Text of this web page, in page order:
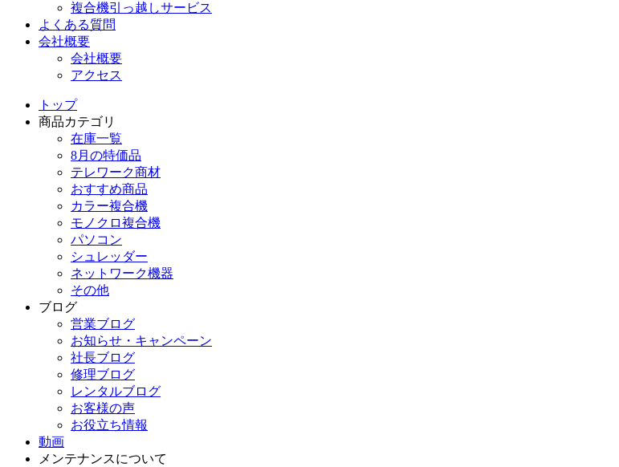
複合機引っ越しサービス
よくある質問
会社概要
会社概要
アクセス
トップ
商品カテゴリ
在庫一覧
8月の特価品
テレワーク商材
おすすめ商品
カラー複合機
モノクロ複合機
パソコン
シュレッダー
ネットワーク機器
その他
ブログ
営業ブログ
お知らせ・キャンペーン
社長ブログ
修理ブログ
レンタルブログ
お客様の声
お役立ち情報
動画
メンテナンスについて